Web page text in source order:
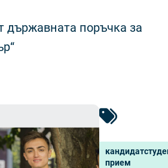
държавната поръчка за
прием